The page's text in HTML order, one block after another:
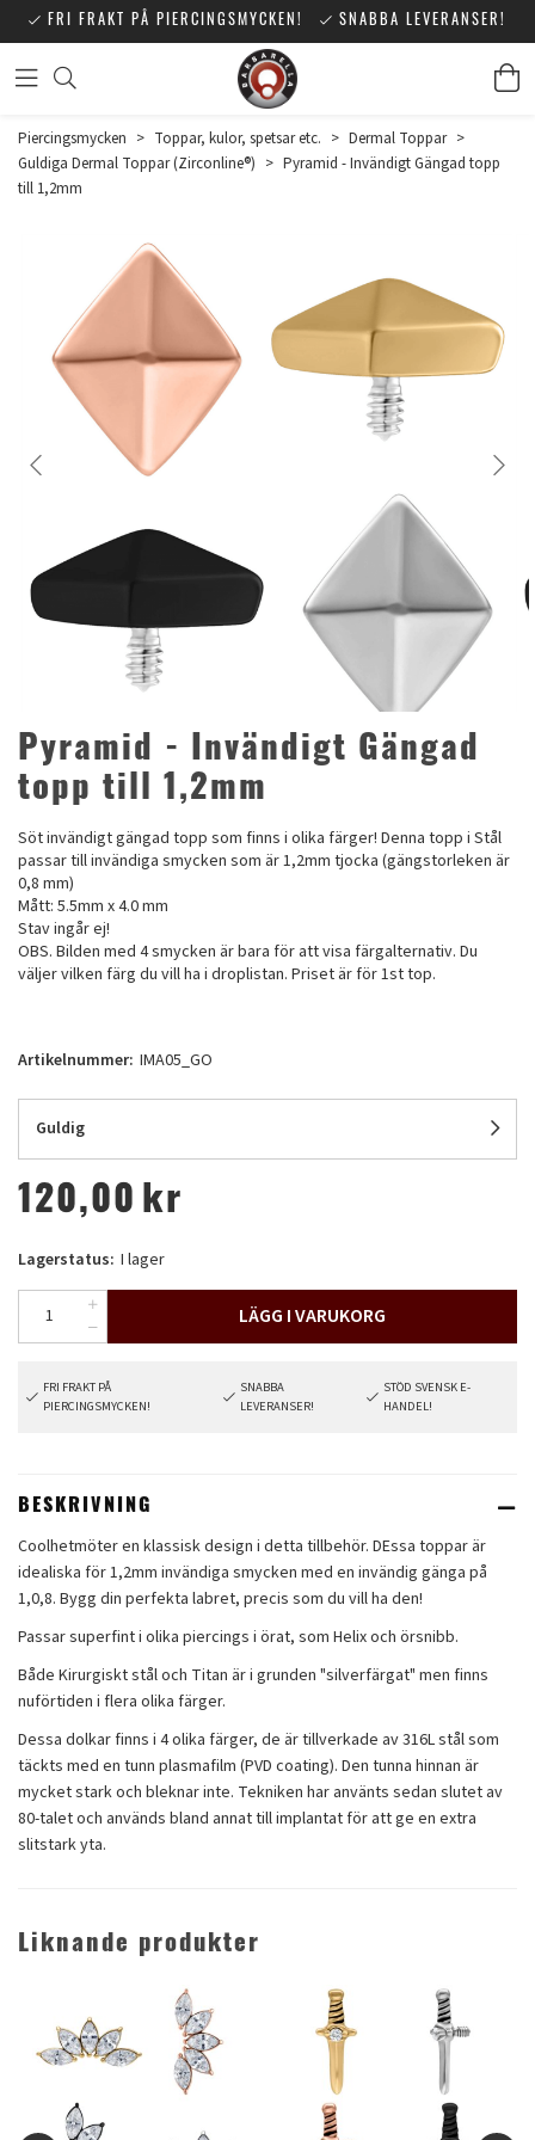
FRI FRAKT PÅ PIERCINGSMYCKEN! SNABBA LEVERANSER!
Piercingsmycken > Toppar, kulor, spetsar etc. > Dermal Toppar >
Guldiga Dermal Toppar (Zirconline®) > Pyramid - Invändigt Gängad topp
till 1,2mm
Pyramid - Invändigt Gängad
topp till 1,2mm
Söt invändigt gängad topp som finns i olika färger! Denna topp i Stål
passar till invändiga smycken som är 1,2mm tjocka (gängstorleken är
0,8 mm)
Mått: 5.5mm x 4.0 mm
Stav ingår ej!
OBS. Bilden med 4 smycken är bara för att visa färgalternativ. Du
väljer vilken färg du vill ha i droplistan. Priset är för 1st top.
Artikelnummer: IMA05_GO
Guldig
120,00 kr
Lagerstatus: I lager
LÄGG I VARUKORG
FRI FRAKT PÅ
PIERCINGSMYCKEN!
SNABBA
LEVERANSER!
STÖD SVENSK E-
HANDEL!
BESKRIVNING
Coolhetmöter en klassisk design i detta tillbehör. DEssa toppar är
idealiska för 1,2mm invändiga smycken med en invändig gänga på
1,0,8. Bygg din perfekta labret, precis som du vill ha den!
Passar superfint i olika piercings i örat, som Helix och örsnibb.
Både Kirurgiskt stål och Titan är i grunden "silverfärgat" men finns
nuförtiden i flera olika färger.
Dessa dolkar finns i 4 olika färger, de är tillverkade av 316L stål som
täckts med en tunn plasmafilm (PVD coating). Den tunna hinnan är
mycket stark och bleknar inte. Tekniken har använts sedan slutet av
80-talet och används bland annat till implantat för att ge en extra
slitstark yta.
Liknande produkter